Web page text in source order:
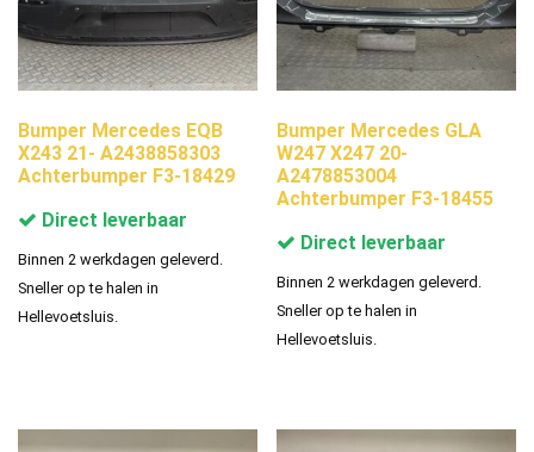
Bumper Mercedes EQB
X243 21- A2438858303
Achterbumper F3-18429
Direct leverbaar
Binnen 2 werkdagen geleverd.
Sneller op te halen in
Hellevoetsluis.
Bumper Mercedes GLA
W247 X247 20-
A2478853004
Achterbumper F3-18455
Direct leverbaar
Binnen 2 werkdagen geleverd.
Sneller op te halen in
Hellevoetsluis.